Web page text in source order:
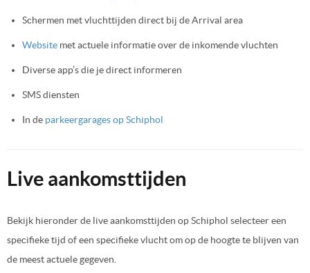
Schermen met vluchttijden direct bij de Arrival area
Website met actuele informatie over de inkomende vluchten
Diverse app’s die je direct informeren
SMS diensten
In de parkeergarages op Schiphol
Live aankomsttijden
Bekijk hieronder de live aankomsttijden op Schiphol selecteer een
specifieke tijd of een specifieke vlucht om op de hoogte te blijven van
de meest actuele gegeven.